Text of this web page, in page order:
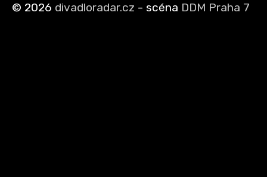
© 2026 divadloradar.cz - scéna DDM Praha 7